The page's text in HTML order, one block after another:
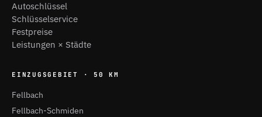
Autoschlüssel
Schlüsselservice
Festpreise
Leistungen × Städte
EINZUGSGEBIET · 50 KM
Fellbach
Fellbach-Schmiden